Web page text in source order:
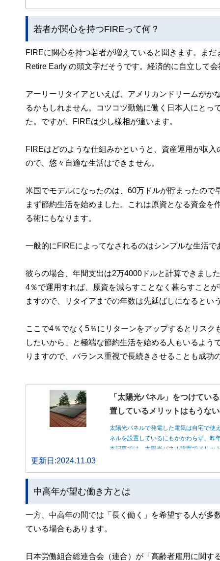
若者が関心を持つFIREって何？
FIREに関心を持つ若者が増えていると聞きます。ま
Retire Early の頭文字だそうです。経済的に自立して
アーリーリタイアといえば、アメリカンドリームが
るかもしれません。コツコツ勤勉に働く日本人にと
た。ですが、FIREは少し様相が違います。
FIREはどのような仕組みかというと、資産運用が収
ので、悠々自適な生活はできません。
米国でモデルになったのは、60万ドルが貯まったの
まず節約生活を始めました。これは原資となる資金
る術にもなります。
一般的にFIREによってなされるのはシンプルな生活
彼らの場合、年間支出は2万4000ドルと計算できまし
4％で運用すれば、原資を減らすことなく暮らすこと
ますので、リタイアまでの年数は先延ばしになるとい
ここで4％でなく5％にリターンをアップするとリス
したいから」と極端な節約生活を始める人もいるよ
りますので、バランス重視で長続きさせることも成功
「太陽光パネル」をつけてい
置しているメリットはもうな
太陽光パネルで発電した電気は自宅で使
ネルを設置しているにもかかわらず、
本記事では、太陽光パネル設置でメリッ
更新日:2024.11.03
中高年が望む働き方とは
一方、中高年の間では「長く働く」を希望する人が多
ている場合もあります。
日本労働組合総連合会（連合）が「高齢者雇用に関